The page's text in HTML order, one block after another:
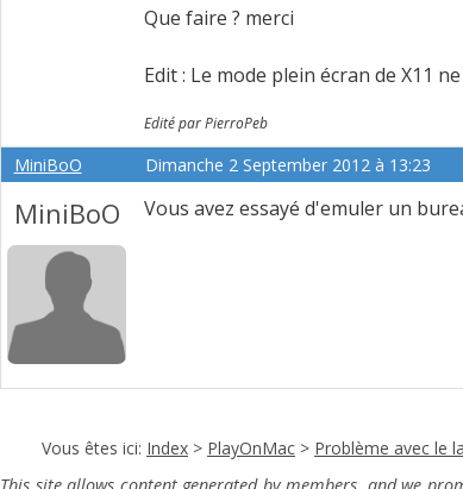
Que faire ? merci
Edit : Le mode plein écran de X11
Edité par PierroPeb
MiniBoO Dimanche 2 September 2012 à 13:23
MiniBoO Vous avez essayé d'emuler un
Vous êtes ici: Index > PlayOnMac > Problème avec le